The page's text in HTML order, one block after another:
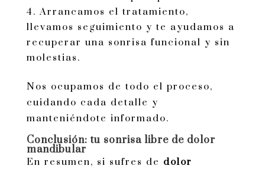
Arrancamos el tratamiento,
llevamos seguimiento y te ayudamos a
recuperar una sonrisa funcional y sin
molestias.
Nos ocupamos de todo el proceso,
cuidando cada detalle y
manteniéndote informado.
Conclusión: tu sonrisa libre de dolor
mandibular
En resumen, si sufres de dolor